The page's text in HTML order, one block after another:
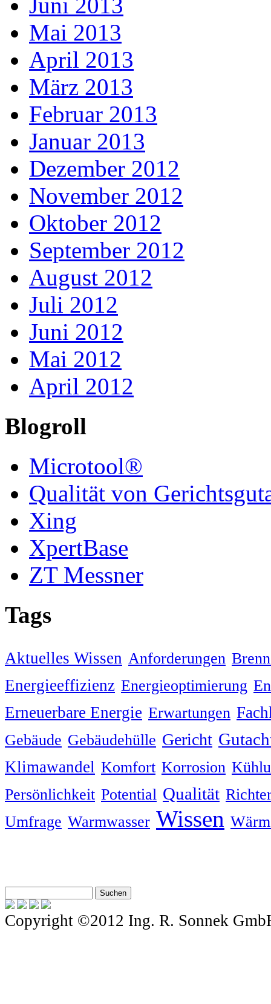
Mai 2013
April 2013
März 2013
Februar 2013
Januar 2013
Dezember 2012
November 2012
Oktober 2012
September 2012
August 2012
Juli 2012
Juni 2012
Mai 2012
April 2012
Blogroll
Microtool®
Qualität von
Xing
XpertBase
ZT Messner
Tags
Aktuelles Wissen Anforderungen
Energieeffizienz Energieoptimierung
Erneuerbare Energie Erwartungen
Gebäude Gebäudehülle Gericht
Klimawandel Komfort Korrosion
Persönlichkeit Potential Qualität
Umfrage Warmwasser Wissen
Copyright ©2012 Ing. R. Sonnek